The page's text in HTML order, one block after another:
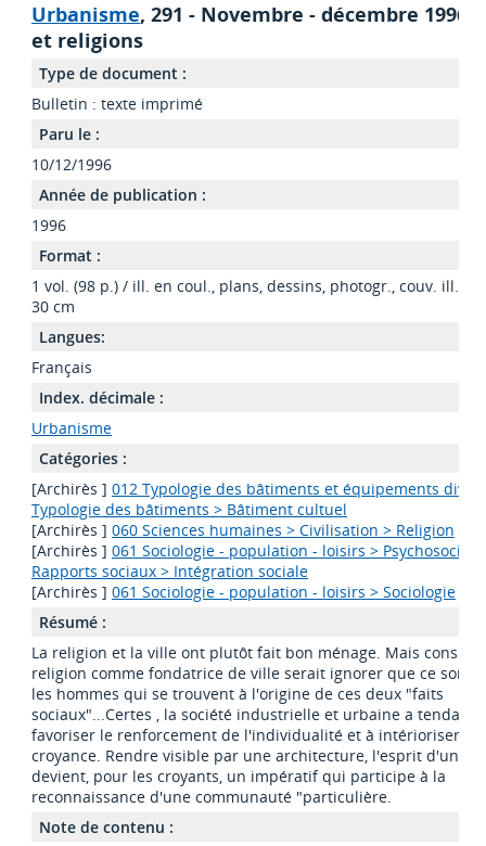
Urbanisme, 291 - Novembre - décembre 1996
et religions
Type de document :
Bulletin : texte imprimé
Paru le :
10/12/1996
Année de publication :
1996
Format :
1 vol. (98 p.) / ill. en coul., plans, dessins, photogr., couv. ill.
30 cm
Langues:
Français
Index. décimale :
Urbanisme
Catégories :
[Archirès ] 012 Typologie des bâtiments et équipements
Typologie des bâtiments > Bâtiment cultuel
[Archirès ] 060 Sciences humaines > Civilisation > Religion
[Archirès ] 061 Sociologie - population - loisirs >
Rapports sociaux > Intégration sociale
[Archirès ] 061 Sociologie - population - loisirs > Sociologie
Résumé :
La religion et la ville ont plutôt fait bon ménage. Mais
religion comme fondatrice de ville serait ignorer que ce sont
les hommes qui se trouvent à l'origine de ces deux "faits
sociaux"...Certes , la société industrielle et urbaine a
favoriser le renforcement de l'individualité et à intérioriser la
croyance. Rendre visible par une architecture, l'esprit d'une
devient, pour les croyants, un impératif qui participe à la
reconnaissance d'une communauté "particulière.
Note de contenu :